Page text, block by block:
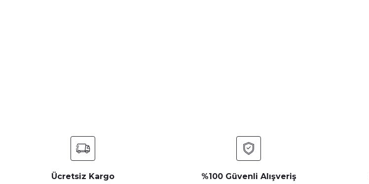
Ücretsiz Kargo %100 Güvenli Alışveriş